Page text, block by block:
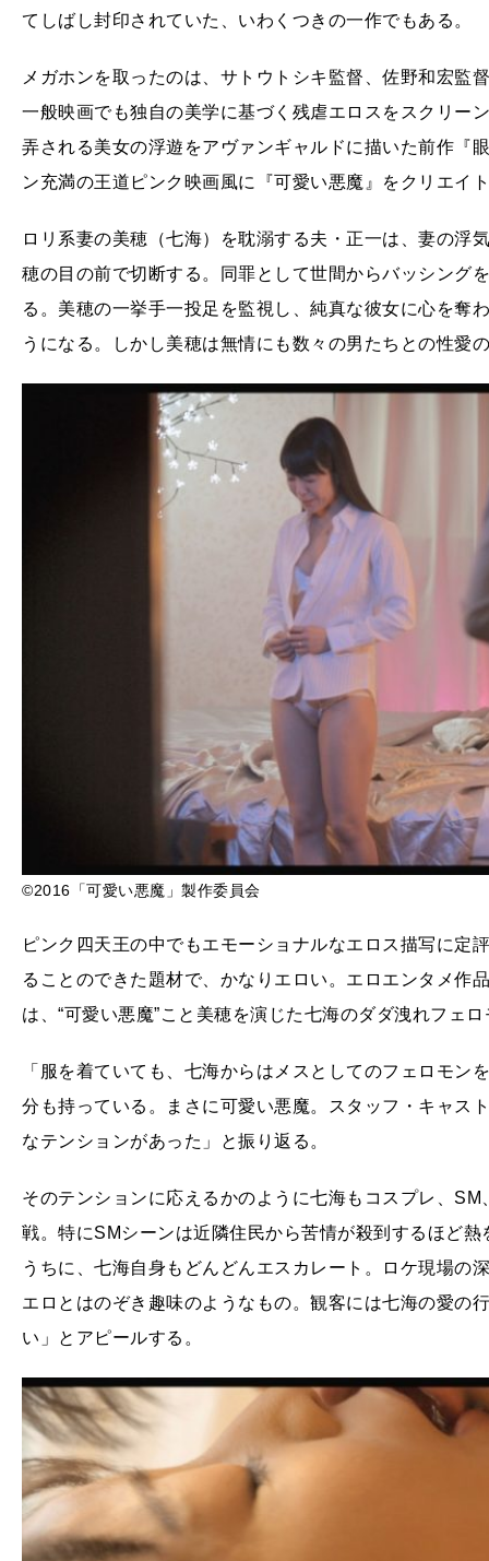
てしばし封印されていた、いわくつきの一作でもある。
メガホンを取ったのは、サトウトシキ監督、佐野和宏監
一般映画でも独自の美学に基づく残虐エロスをスクリー
弄される美女の浮遊をアヴァンギャルドに描いた前作『
ン充満の王道ピンク映画風に『可愛い悪魔』をクリエイ
ロリ系妻の美穂（七海）を耽溺する夫・正一は、妻の浮
穂の目の前で切断する。同罪として世間からバッシング
る。美穂の一挙手一投足を監視し、純真な彼女に心を奪
うになる。しかし美穂は無情にも数々の男たちとの性愛
©2016「可愛い悪魔」製作委員会
ピンク四天王の中でもエモーショナルなエロス描写に定
ることのできた題材で、かなりエロい。エロエンタメ作
は、“可愛い悪魔”こと美穂を演じた七海のダダ洩れフェ
「服を着ていても、七海からはメスとしてのフェロモ
分も持っている。まさに可愛い悪魔。スタッフ・キャス
なテンションがあった」と振り返る。
そのテンションに応えるかのように七海もコスプレ、
戦。特にSMシーンは近隣住民から苦情が殺到するほど
うちに、七海自身もどんどんエスカレート。ロケ現場
エロとはのぞき趣味のようなもの。観客には七海の愛の
い」とアピールする。